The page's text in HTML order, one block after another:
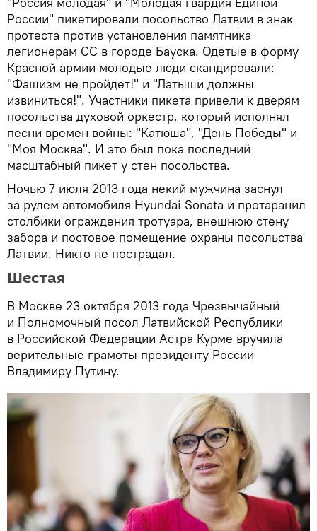
России" пикетировали посольство Латвии в знак
протеста против установления памятника
легионерам СС в городе Бауска. Одетые в форму
Красной армии молодые люди скандировали:
"Фашизм не пройдет!" и "Латыши должны
извиниться!". Участники пикета привели к дверям
посольства духовой оркестр, который исполнял
песни времен войны: "Катюша", "День Победы" и
"Моя Москва". И это был пока последний
масштабный пикет у стен посольства.
Ночью 7 июля 2013 года некий мужчина заснул
за рулем автомобиля Hyundai Sonata и протаранил
столбики ограждения тротуара, внешнюю стену
забора и постовое помещение охраны посольства
Латвии. Никто не пострадал.
Шестая
В Москве 23 октября 2013 года Чрезвычайный
и Полномочный посол Латвийской Республики
в Российской Федерации Астра Курме вручила
верительные грамоты президенту России
Владимиру Путину.